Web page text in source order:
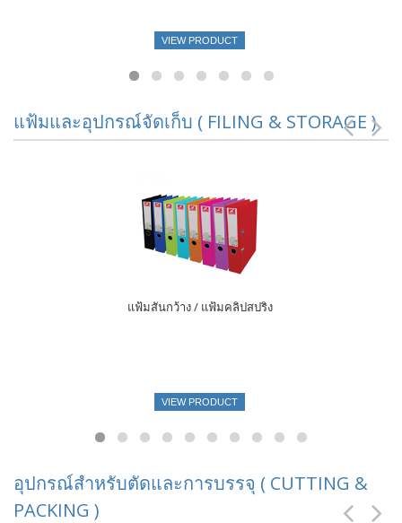
VIEW PRODUCT
แฟ้มและอุปกรณ์จัดเก็บ ( FILING & STORAGE )
แฟ้มสันกว้าง / แฟ้มคลิปสปริง
VIEW PRODUCT
อุปกรณ์สำหรับตัดและการบรรจุ ( CUTTING &
PACKING )